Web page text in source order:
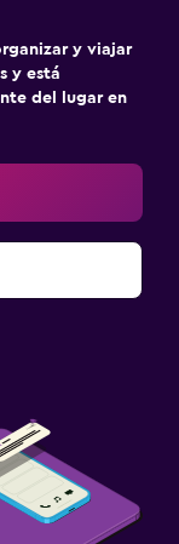
y viajar
y está
del lugar en